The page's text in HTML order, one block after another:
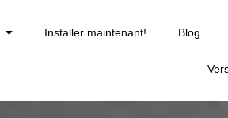
Installer maintenant! Blog